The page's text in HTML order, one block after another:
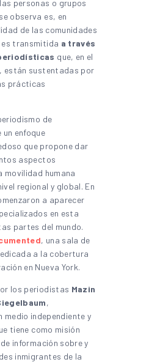
personas o grupos
observa es, en
de las comunidades
transmitida a través
que, en el
están sustentadas por
prácticas
de
enfoque
que propone dar
aspectos
movilidad humana
regional y global. En
a aparecer
en esta
partes del mundo.
, una sala de
a la cobertura
en Nueva York.
los periodistas Mazin
,
medio independiente y
tiene como misión
información sobre y
inmigrantes de la